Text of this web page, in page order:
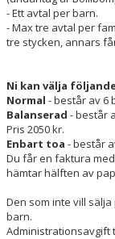
- Ett avtal per barn.
- Max tre avtal per
tre stycken, annars
Ni kan välja
Normal - består av 6
Balanserad - består
Pris 2050 kr.
Enbart toa - består
Du får en faktura
hämtar hälften av
Den som inte vill
barn.
Administrationsavgift